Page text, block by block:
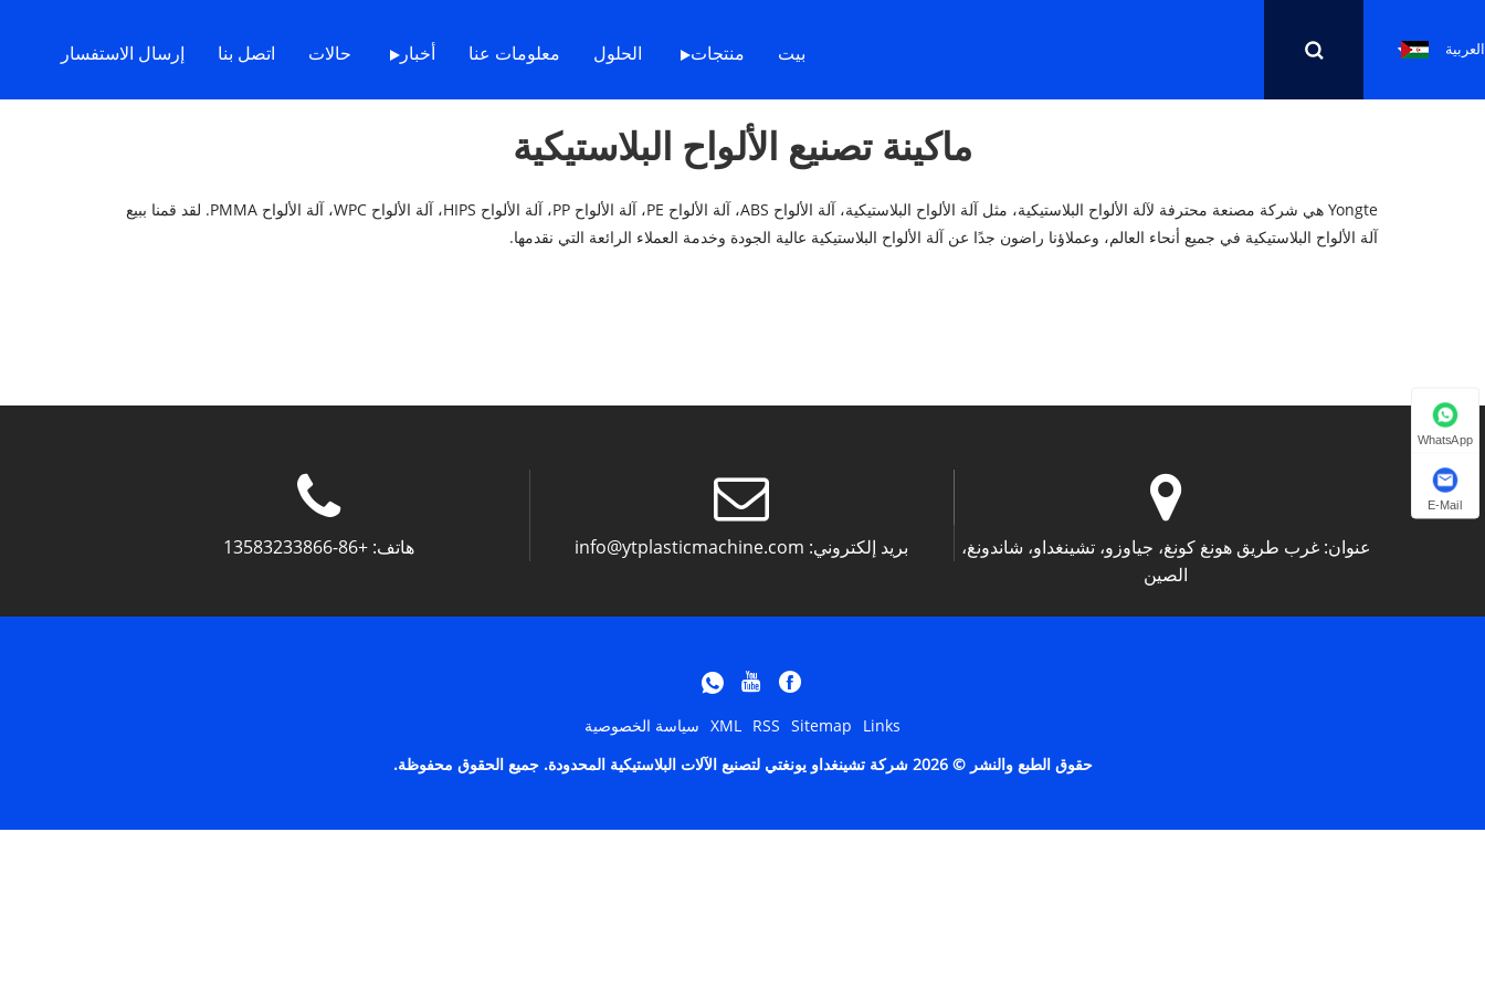
بيت منتجات الحلول معلومات عنا أخبار حالات اتصل بنا إرسال الاستفسار العربية
ماكينة تصنيع الألواح البلاستيكية
Yongte هي شركة مصنعة محترفة لآلة الألواح البلاستيكية، مثل آلة الألواح البلاستيكية، آلة الألواح ABS، آلة الألواح PE، آلة الألواح PP، آلة الألواح HIPS، آلة الألواح WPC، آلة الألواح PMMA. لقد قمنا ببيع
آلة الألواح البلاستيكية في جميع أنحاء العالم، وعملاؤنا راضون جدًا عن آلة الألواح البلاستيكية عالية الجودة وخدمة العملاء الرائعة التي نقدمها.
هاتف: +86-13583233866 بريد إلكتروني: info@ytplasticmachine.com عنوان: غرب طريق هونغ كونغ، جياوزو، تشينغداو، شاندونغ،
الصين
Links
Sitemap
RSS
XML سياسة الخصوصية
حقوق الطبع والنشر © 2026 شركة تشينغداو يونغتي لتصنيع الآلات البلاستيكية المحدودة. جميع الحقوق محفوظة.
WhatsApp
E-Mail